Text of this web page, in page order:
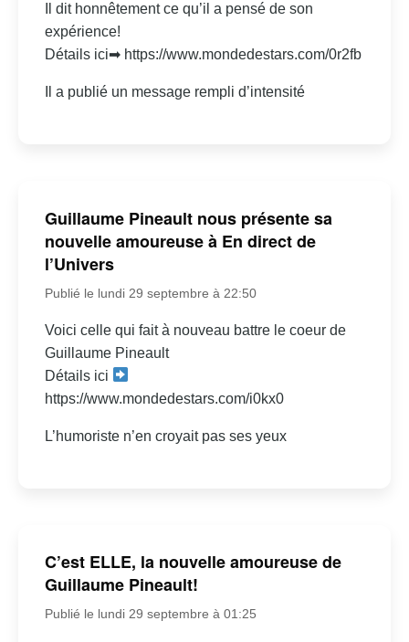
Il dit honnêtement ce qu’il a pensé de son
expérience!
Détails ici➡ https://www.mondedestars.com/0r2fb
Il a publié un message rempli d’intensité
Guillaume Pineault nous présente sa
nouvelle amoureuse à En direct de
l’Univers
Publié le lundi 29 septembre à 22:50
Voici celle qui fait à nouveau battre le coeur de
Guillaume Pineault
Détails ici
https://www.mondedestars.com/i0kx0
L’humoriste n’en croyait pas ses yeux
C’est ELLE, la nouvelle amoureuse de
Guillaume Pineault!
Publié le lundi 29 septembre à 01:25